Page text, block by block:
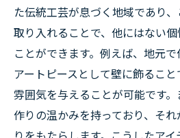
た伝統工芸が息づく地域であり
取り入れることで、他にはない
ことができます。例えば、地元
アートピースとして壁に飾るこ
雰囲気を与えることが可能です
作りの温かみを持っており、そ